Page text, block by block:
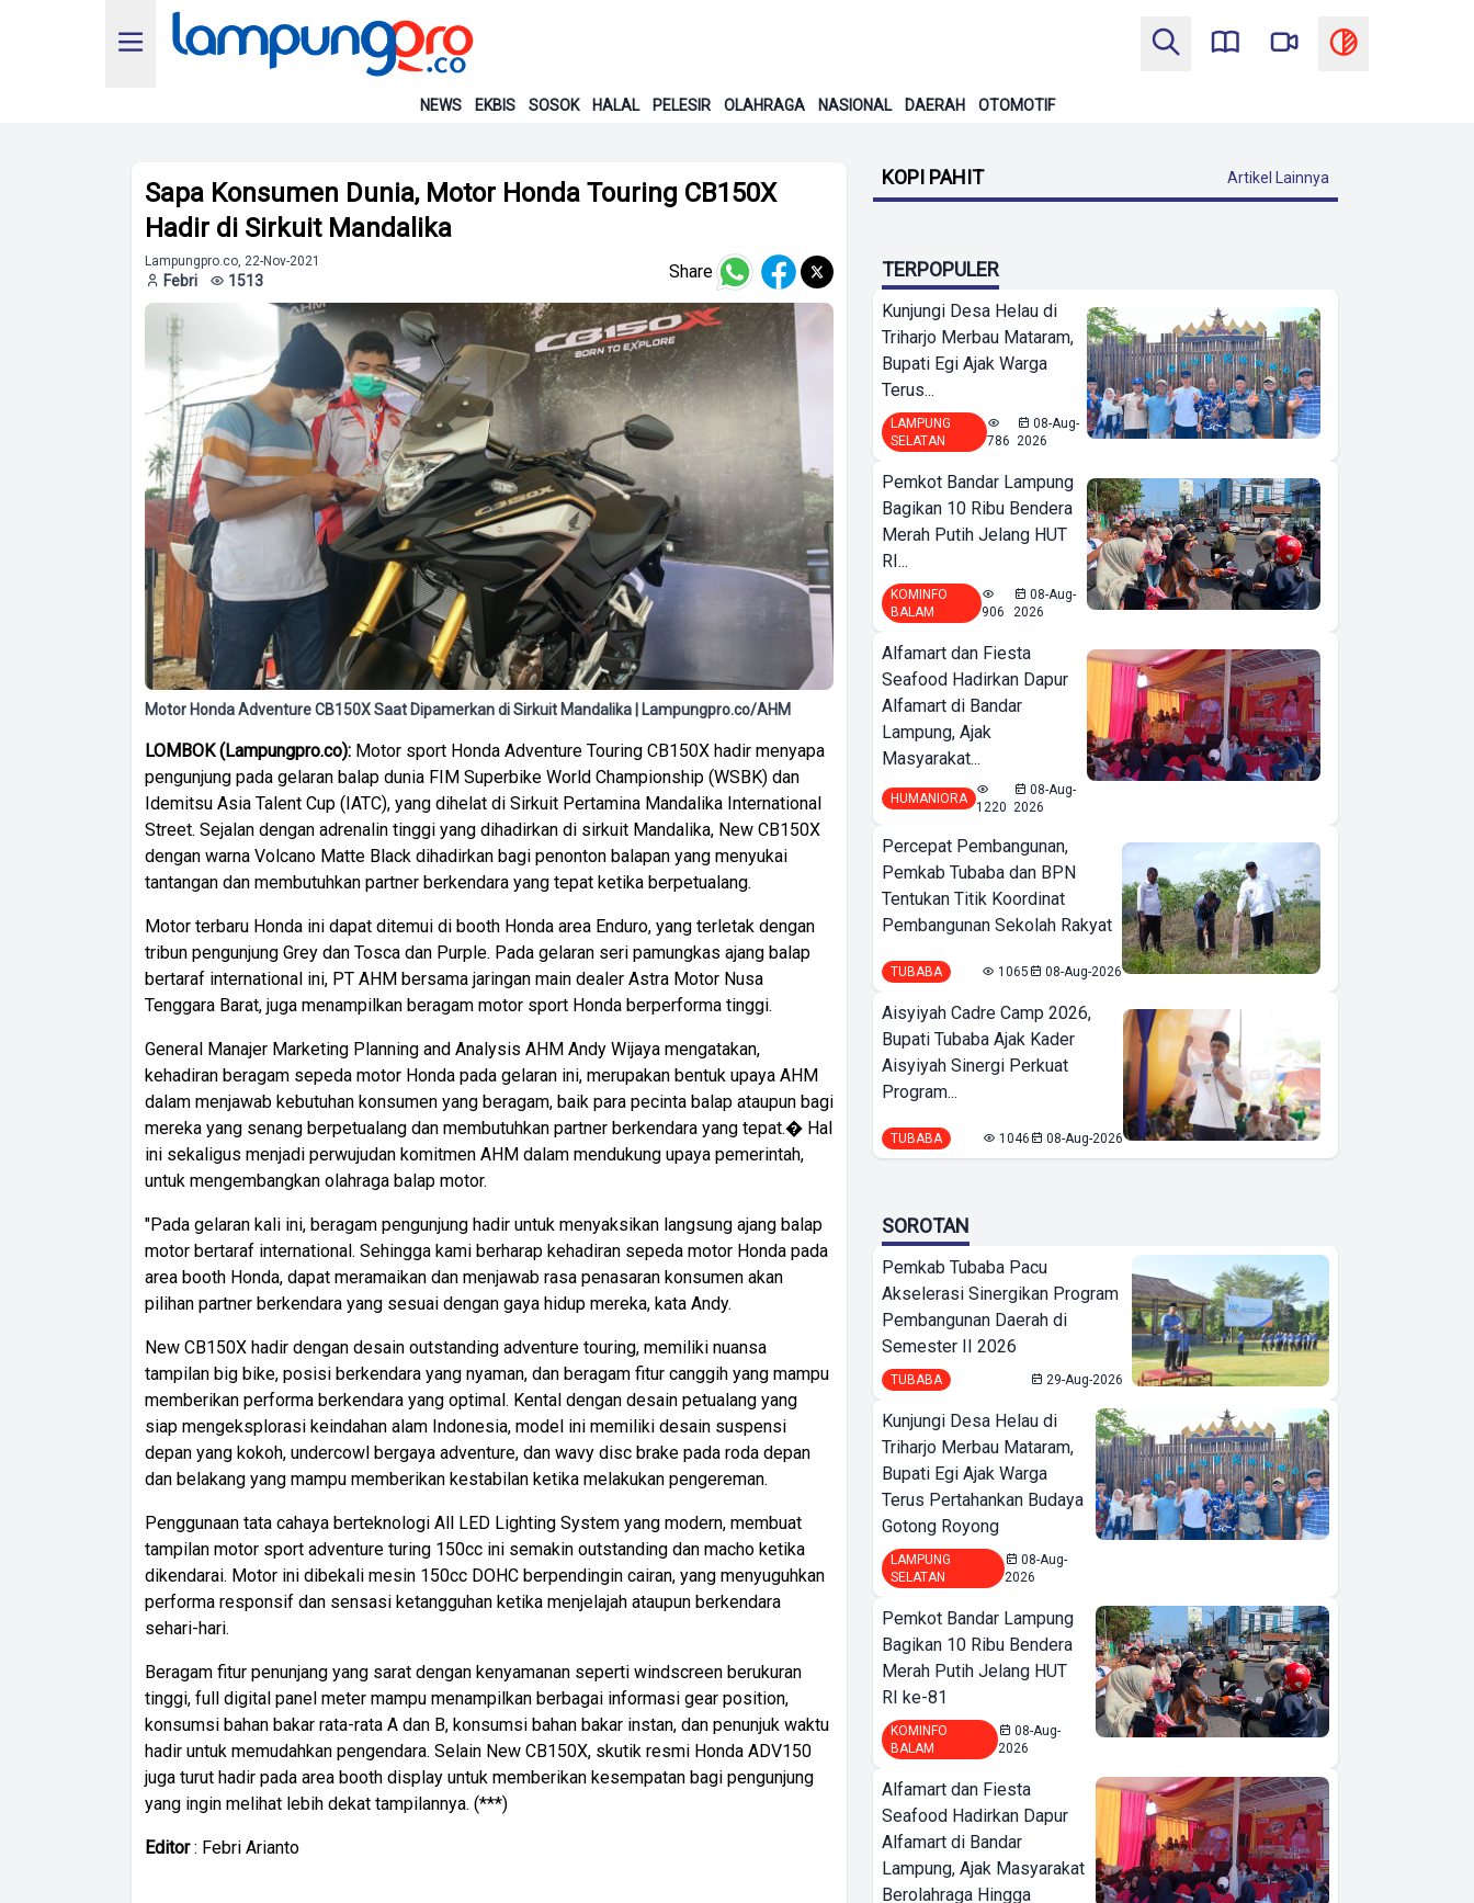
NEWS EKBIS SOSOK HALAL PELESIR OLAHRAGA NASIONAL DAERAH OTOMOTIF
Sapa Konsumen Dunia, Motor Honda Touring CB150X
Hadir di Sirkuit Mandalika
Lampungpro.co, 22-Nov-2021
Febri 1513 Share
Motor Honda Adventure CB150X Saat Dipamerkan di Sirkuit Mandalika | Lampungpro.co/AHM
LOMBOK (Lampungpro.co): Motor sport Honda Adventure Touring CB150X hadir menyapa
pengunjung pada gelaran balap dunia FIM Superbike World Championship (WSBK) dan
Idemitsu Asia Talent Cup (IATC), yang dihelat di Sirkuit Pertamina Mandalika International
Street. Sejalan dengan adrenalin tinggi yang dihadirkan di sirkuit Mandalika, New CB150X
dengan warna Volcano Matte Black dihadirkan bagi penonton balapan yang menyukai
tantangan dan membutuhkan partner berkendara yang tepat ketika berpetualang.
Motor terbaru Honda ini dapat ditemui di booth Honda area Enduro, yang terletak dengan
tribun pengunjung Grey dan Tosca dan Purple. Pada gelaran seri pamungkas ajang balap
bertaraf international ini, PT AHM bersama jaringan main dealer Astra Motor Nusa
Tenggara Barat, juga menampilkan beragam motor sport Honda berperforma tinggi.
General Manajer Marketing Planning and Analysis AHM Andy Wijaya mengatakan,
kehadiran beragam sepeda motor Honda pada gelaran ini, merupakan bentuk upaya AHM
dalam menjawab kebutuhan konsumen yang beragam, baik para pecinta balap ataupun bagi
mereka yang senang berpetualang dan membutuhkan partner berkendara yang tepat.� Hal
ini sekaligus menjadi perwujudan komitmen AHM dalam mendukung upaya pemerintah,
untuk mengembangkan olahraga balap motor.
"Pada gelaran kali ini, beragam pengunjung hadir untuk menyaksikan langsung ajang balap
motor bertaraf international. Sehingga kami berharap kehadiran sepeda motor Honda pada
area booth Honda, dapat meramaikan dan menjawab rasa penasaran konsumen akan
pilihan partner berkendara yang sesuai dengan gaya hidup mereka, kata Andy.
New CB150X hadir dengan desain outstanding adventure touring, memiliki nuansa
tampilan big bike, posisi berkendara yang nyaman, dan beragam fitur canggih yang mampu
memberikan performa berkendara yang optimal. Kental dengan desain petualang yang
siap mengeksplorasi keindahan alam Indonesia, model ini memiliki desain suspensi
depan yang kokoh, undercowl bergaya adventure, dan wavy disc brake pada roda depan
dan belakang yang mampu memberikan kestabilan ketika melakukan pengereman.
Penggunaan tata cahaya berteknologi All LED Lighting System yang modern, membuat
tampilan motor sport adventure turing 150cc ini semakin outstanding dan macho ketika
dikendarai. Motor ini dibekali mesin 150cc DOHC berpendingin cairan, yang menyuguhkan
performa responsif dan sensasi ketangguhan ketika menjelajah ataupun berkendara
sehari-hari.
Beragam fitur penunjang yang sarat dengan kenyamanan seperti windscreen berukuran
tinggi, full digital panel meter mampu menampilkan berbagai informasi gear position,
konsumsi bahan bakar rata-rata A dan B, konsumsi bahan bakar instan, dan penunjuk waktu
hadir untuk memudahkan pengendara. Selain New CB150X, skutik resmi Honda ADV150
juga turut hadir pada area booth display untuk memberikan kesempatan bagi pengunjung
yang ingin melihat lebih dekat tampilannya. (***)
Editor: Febri Arianto
KOPI PAHIT Artikel Lainnya
TERPOPULER
Kunjungi Desa Helau di
Triharjo Merbau Mataram,
Bupati Egi Ajak Warga
Terus...
LAMPUNG
SELATAN
786
08-Aug-
2026
Pemkot Bandar Lampung
Bagikan 10 Ribu Bendera
Merah Putih Jelang HUT
RI...
KOMINFO
BALAM
906
08-Aug-
2026
Alfamart dan Fiesta
Seafood Hadirkan Dapur
Alfamart di Bandar
Lampung, Ajak
Masyarakat...
HUMANIORA
1220
08-Aug-
2026
Percepat Pembangunan,
Pemkab Tubaba dan BPN
Tentukan Titik Koordinat
Pembangunan Sekolah Rakyat
TUBABA 1065 08-Aug-2026
Aisyiyah Cadre Camp 2026,
Bupati Tubaba Ajak Kader
Aisyiyah Sinergi Perkuat
Program...
TUBABA 1046 08-Aug-2026
SOROTAN
Pemkab Tubaba Pacu
Akselerasi Sinergikan Program
Pembangunan Daerah di
Semester II 2026
TUBABA 29-Aug-2026
Kunjungi Desa Helau di
Triharjo Merbau Mataram,
Bupati Egi Ajak Warga
Terus Pertahankan Budaya
Gotong Royong
LAMPUNG
SELATAN
08-Aug-
2026
Pemkot Bandar Lampung
Bagikan 10 Ribu Bendera
Merah Putih Jelang HUT
RI ke-81
KOMINFO
BALAM
08-Aug-
2026
Alfamart dan Fiesta
Seafood Hadirkan Dapur
Alfamart di Bandar
Lampung, Ajak Masyarakat
Berolahraga Hingga